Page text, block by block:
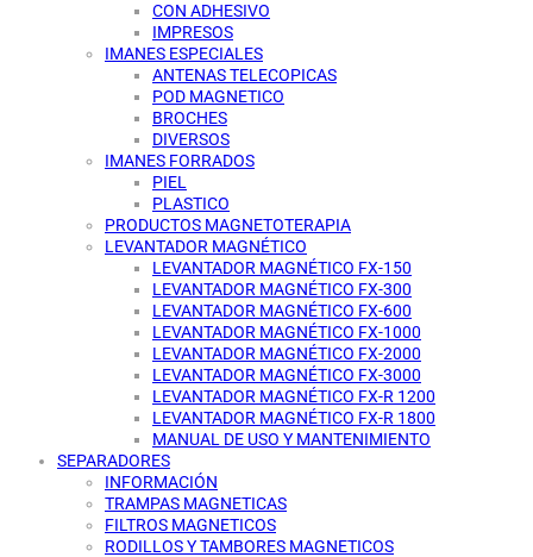
CON ADHESIVO
IMPRESOS
IMANES ESPECIALES
ANTENAS TELECOPICAS
POD MAGNETICO
BROCHES
DIVERSOS
IMANES FORRADOS
PIEL
PLASTICO
PRODUCTOS MAGNETOTERAPIA
LEVANTADOR MAGNÉTICO
LEVANTADOR MAGNÉTICO FX-150
LEVANTADOR MAGNÉTICO FX-300
LEVANTADOR MAGNÉTICO FX-600
LEVANTADOR MAGNÉTICO FX-1000
LEVANTADOR MAGNÉTICO FX-2000
LEVANTADOR MAGNÉTICO FX-3000
LEVANTADOR MAGNÉTICO FX-R 1200
LEVANTADOR MAGNÉTICO FX-R 1800
MANUAL DE USO Y MANTENIMIENTO
SEPARADORES
INFORMACIÓN
TRAMPAS MAGNETICAS
FILTROS MAGNETICOS
RODILLOS Y TAMBORES MAGNETICOS